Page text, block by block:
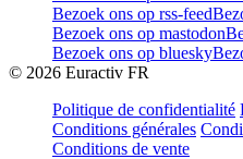
Bezoek ons op rss-feed
Bezoek ons op mastodon
Bezoek ons op bluesky
© 2026 Euractiv FR
Politique de confidentialité
Conditions générales
Conditions de vente